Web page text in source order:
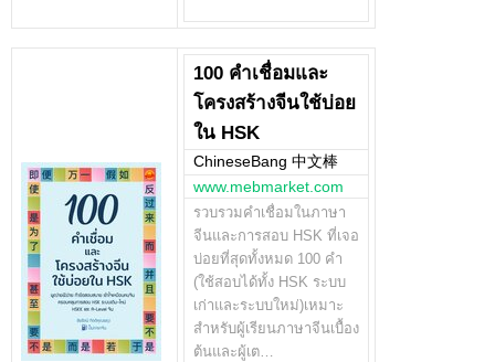
100 คำเชื่อมและ
โครงสร้างจีนใช้บ่อย
ใน HSK
ChineseBang 中文棒
www.mebmarket.com
รวบรวมคำเชื่อมในภาษา
จีนและการสอบ HSK ที่เจอ
บ่อยที่สุดทั้งหมด 100 คำ
(ใช้สอบได้ทั้ง HSK ระบบ
เก่าและระบบใหม่)เหมาะ
สำหรับผู้เรียนภาษาจีนเบื้อง
ต้นและผู้เต…